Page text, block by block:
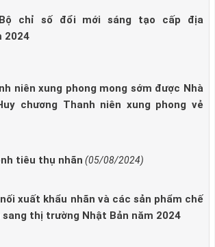
chỉ số đổi mới sáng tạo cấp địa
2024
niên xung phong mong sớm được Nhà
chương Thanh niên xung phong vẻ
tiêu thụ nhãn (05/08/2024)
xuất khẩu nhãn và các sản phẩm chế
thị trường Nhật Bản năm 2024